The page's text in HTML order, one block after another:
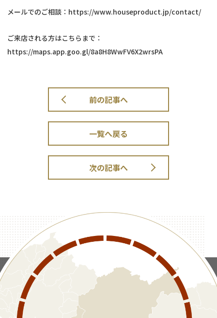
メールでのご相談：https://www.houseproduct.jp/contact/
ご来店される方はこちらまで：
https://maps.app.goo.gl/8a8H8WwFV6X2wrsPA
前の記事へ
一覧へ戻る
次の記事へ